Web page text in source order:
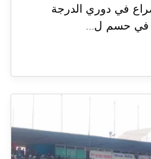
في دوري الدرجة
في حسم ل...